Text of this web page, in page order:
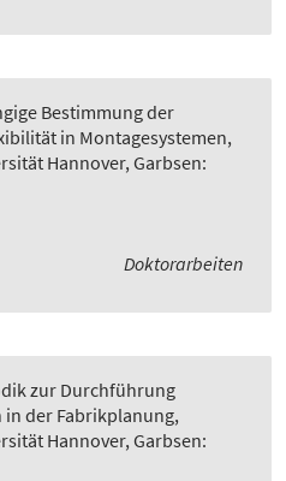
Bestimmung der
in Montagesystemen,
Hannover, Garbsen:
Doktorarbeiten
zur Durchführung
der Fabrikplanung,
Hannover, Garbsen: